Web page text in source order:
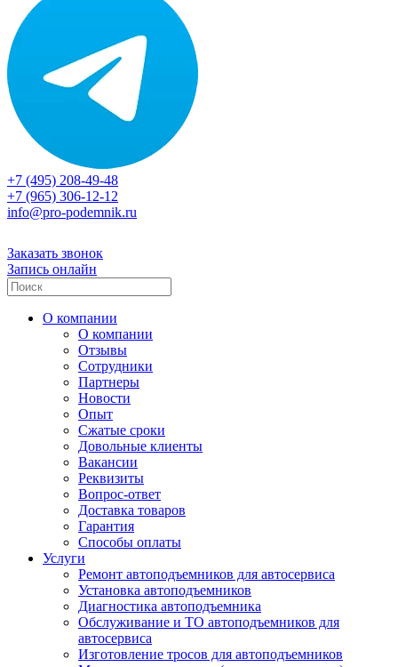
+7 (495) 208-49-48
+7 (965) 306-12-12
info@pro-podemnik.ru
Заказать звонок
Запись онлайн
О компании
О компании
Отзывы
Сотрудники
Партнеры
Новости
Опыт
Сжатые сроки
Довольные клиенты
Вакансии
Реквизиты
Вопрос-ответ
Доставка товаров
Гарантия
Способы оплаты
Услуги
Ремонт автоподъемников для автосервиса
Установка автоподъемников
Диагностика автоподъемника
Обслуживание и ТО автоподъемников для
автосервиса
Изготовление тросов для автоподъемников